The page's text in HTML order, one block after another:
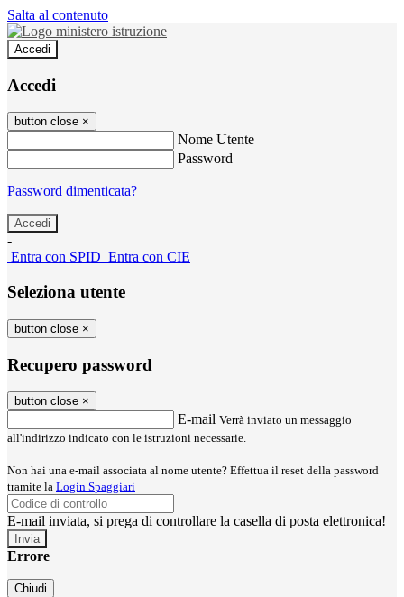
Salta al contenuto
Accedi
Accedi
button close ×
Nome Utente
Password
Password dimenticata?
-
Entra con SPID Entra con CIE
Seleziona utente
button close ×
Recupero password
button close ×
E-mail Verrà inviato un messaggio
all'indirizzo indicato con le istruzioni necessarie.
Non hai una e-mail associata al nome utente? Effettua il reset della password
tramite la Login Spaggiari
E-mail inviata, si prega di controllare la casella di posta elettronica!
Errore
Chiudi